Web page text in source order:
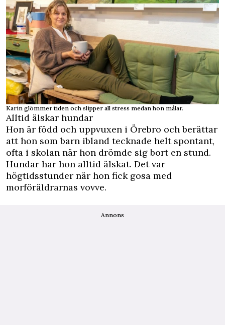
Karin glömmer tiden och slipper all stress medan hon målar.
Alltid älskar hundar
Hon är född och uppvuxen i Örebro och berättar
att hon som barn ibland tecknade helt spontant,
ofta i skolan när hon drömde sig bort en stund.
Hundar har hon alltid älskat. Det var
högtidsstunder när hon fick gosa med
morföräldrarnas vovve.
Annons